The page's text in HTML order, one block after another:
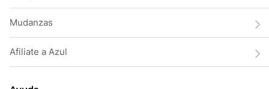
Mudanzas
Afiliate a Azul